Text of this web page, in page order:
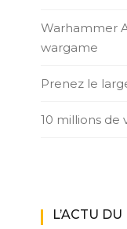
Warhammer
wargame
Prenez le
10 millions de
L’ACTU